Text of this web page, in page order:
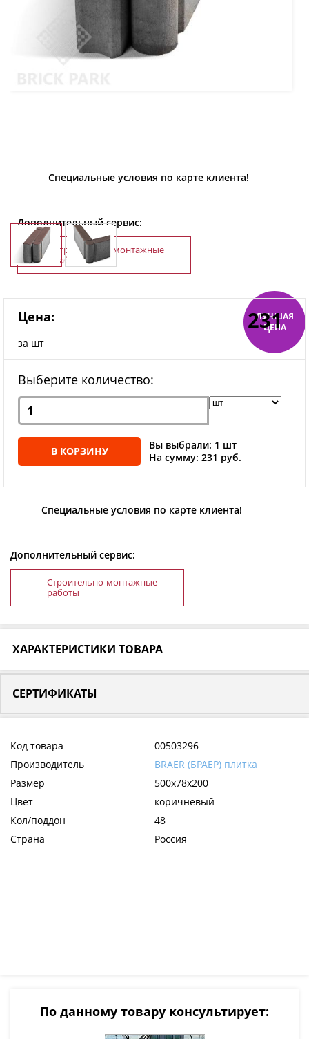
Специальные условия по карте клиента!
Дополнительный сервис:
Строительно-монтажные
работы
ЛУЧШАЯ
ЦЕНА
Цена:
за шт
231
Выберите количество:
В КОРЗИНУ
Вы выбрали: 1 шт
На сумму: 231 руб.
Специальные условия по карте клиента!
Дополнительный сервис:
Строительно-монтажные
работы
ХАРАКТЕРИСТИКИ ТОВАРА
СЕРТИФИКАТЫ
Код товара
00503296
Производитель
BRAER (БРАЕР) плитка
Размер
500x78x200
Цвет
коричневый
Кол/поддон
48
Страна
Россия
По данному товару консультирует: